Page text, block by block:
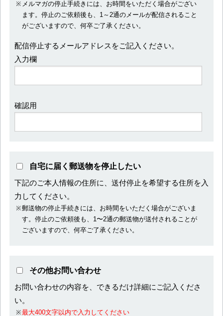
メルマガの停止手続きには、お時間をいただく場合がござい
ます。停止のご依頼後も、1～2通のメールが配信されること
がございますので、何卒ご了承ください。
配信停止するメールアドレスをご記入ください。
入力欄
確認用
自宅に届く郵送物を停止したい
下記のご本人情報の住所に、送付停止を希望する住所を入
力してください。
郵送物の停止手続きには、お時間をいただく場合がございま
す。停止のご依頼後も、1〜2通の郵送物が送付されることが
ございますので、何卒ご了承ください。
その他お問い合わせ
お問い合わせの内容を、できるだけ詳細にご記入くださ
い。
最大400文字以内で入力してください